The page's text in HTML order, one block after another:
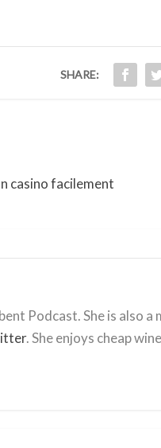
SHARE:
casino facilement
Podcast. She is also a
. She enjoys cheap